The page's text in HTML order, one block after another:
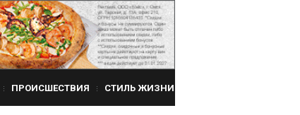
ПРОИСШЕСТВИЯ СТИЛЬ ЖИЗНИ